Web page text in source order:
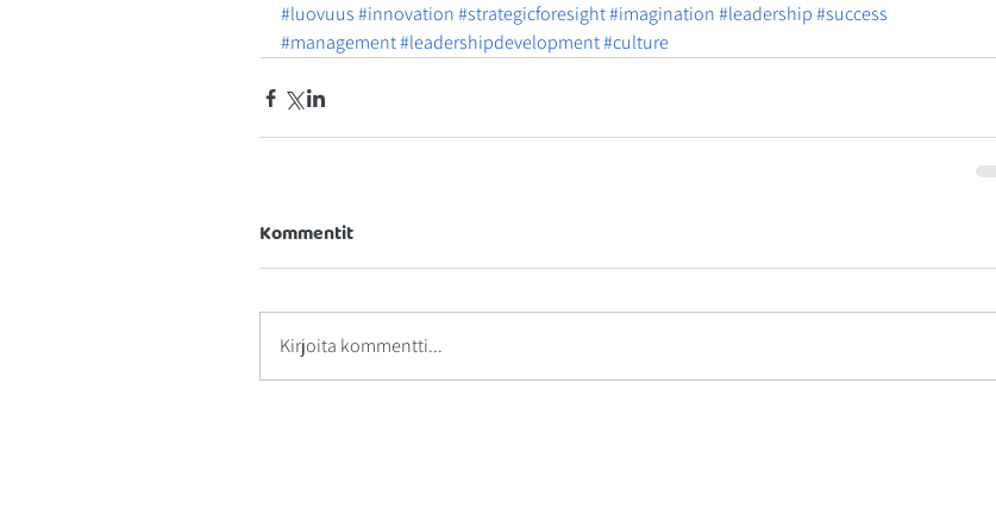
#luovuus#innovation#strategicforesight#imagination#leadership#success
#management#leadershipdevelopment#culture
Kommentit
Kirjoita kommentti...